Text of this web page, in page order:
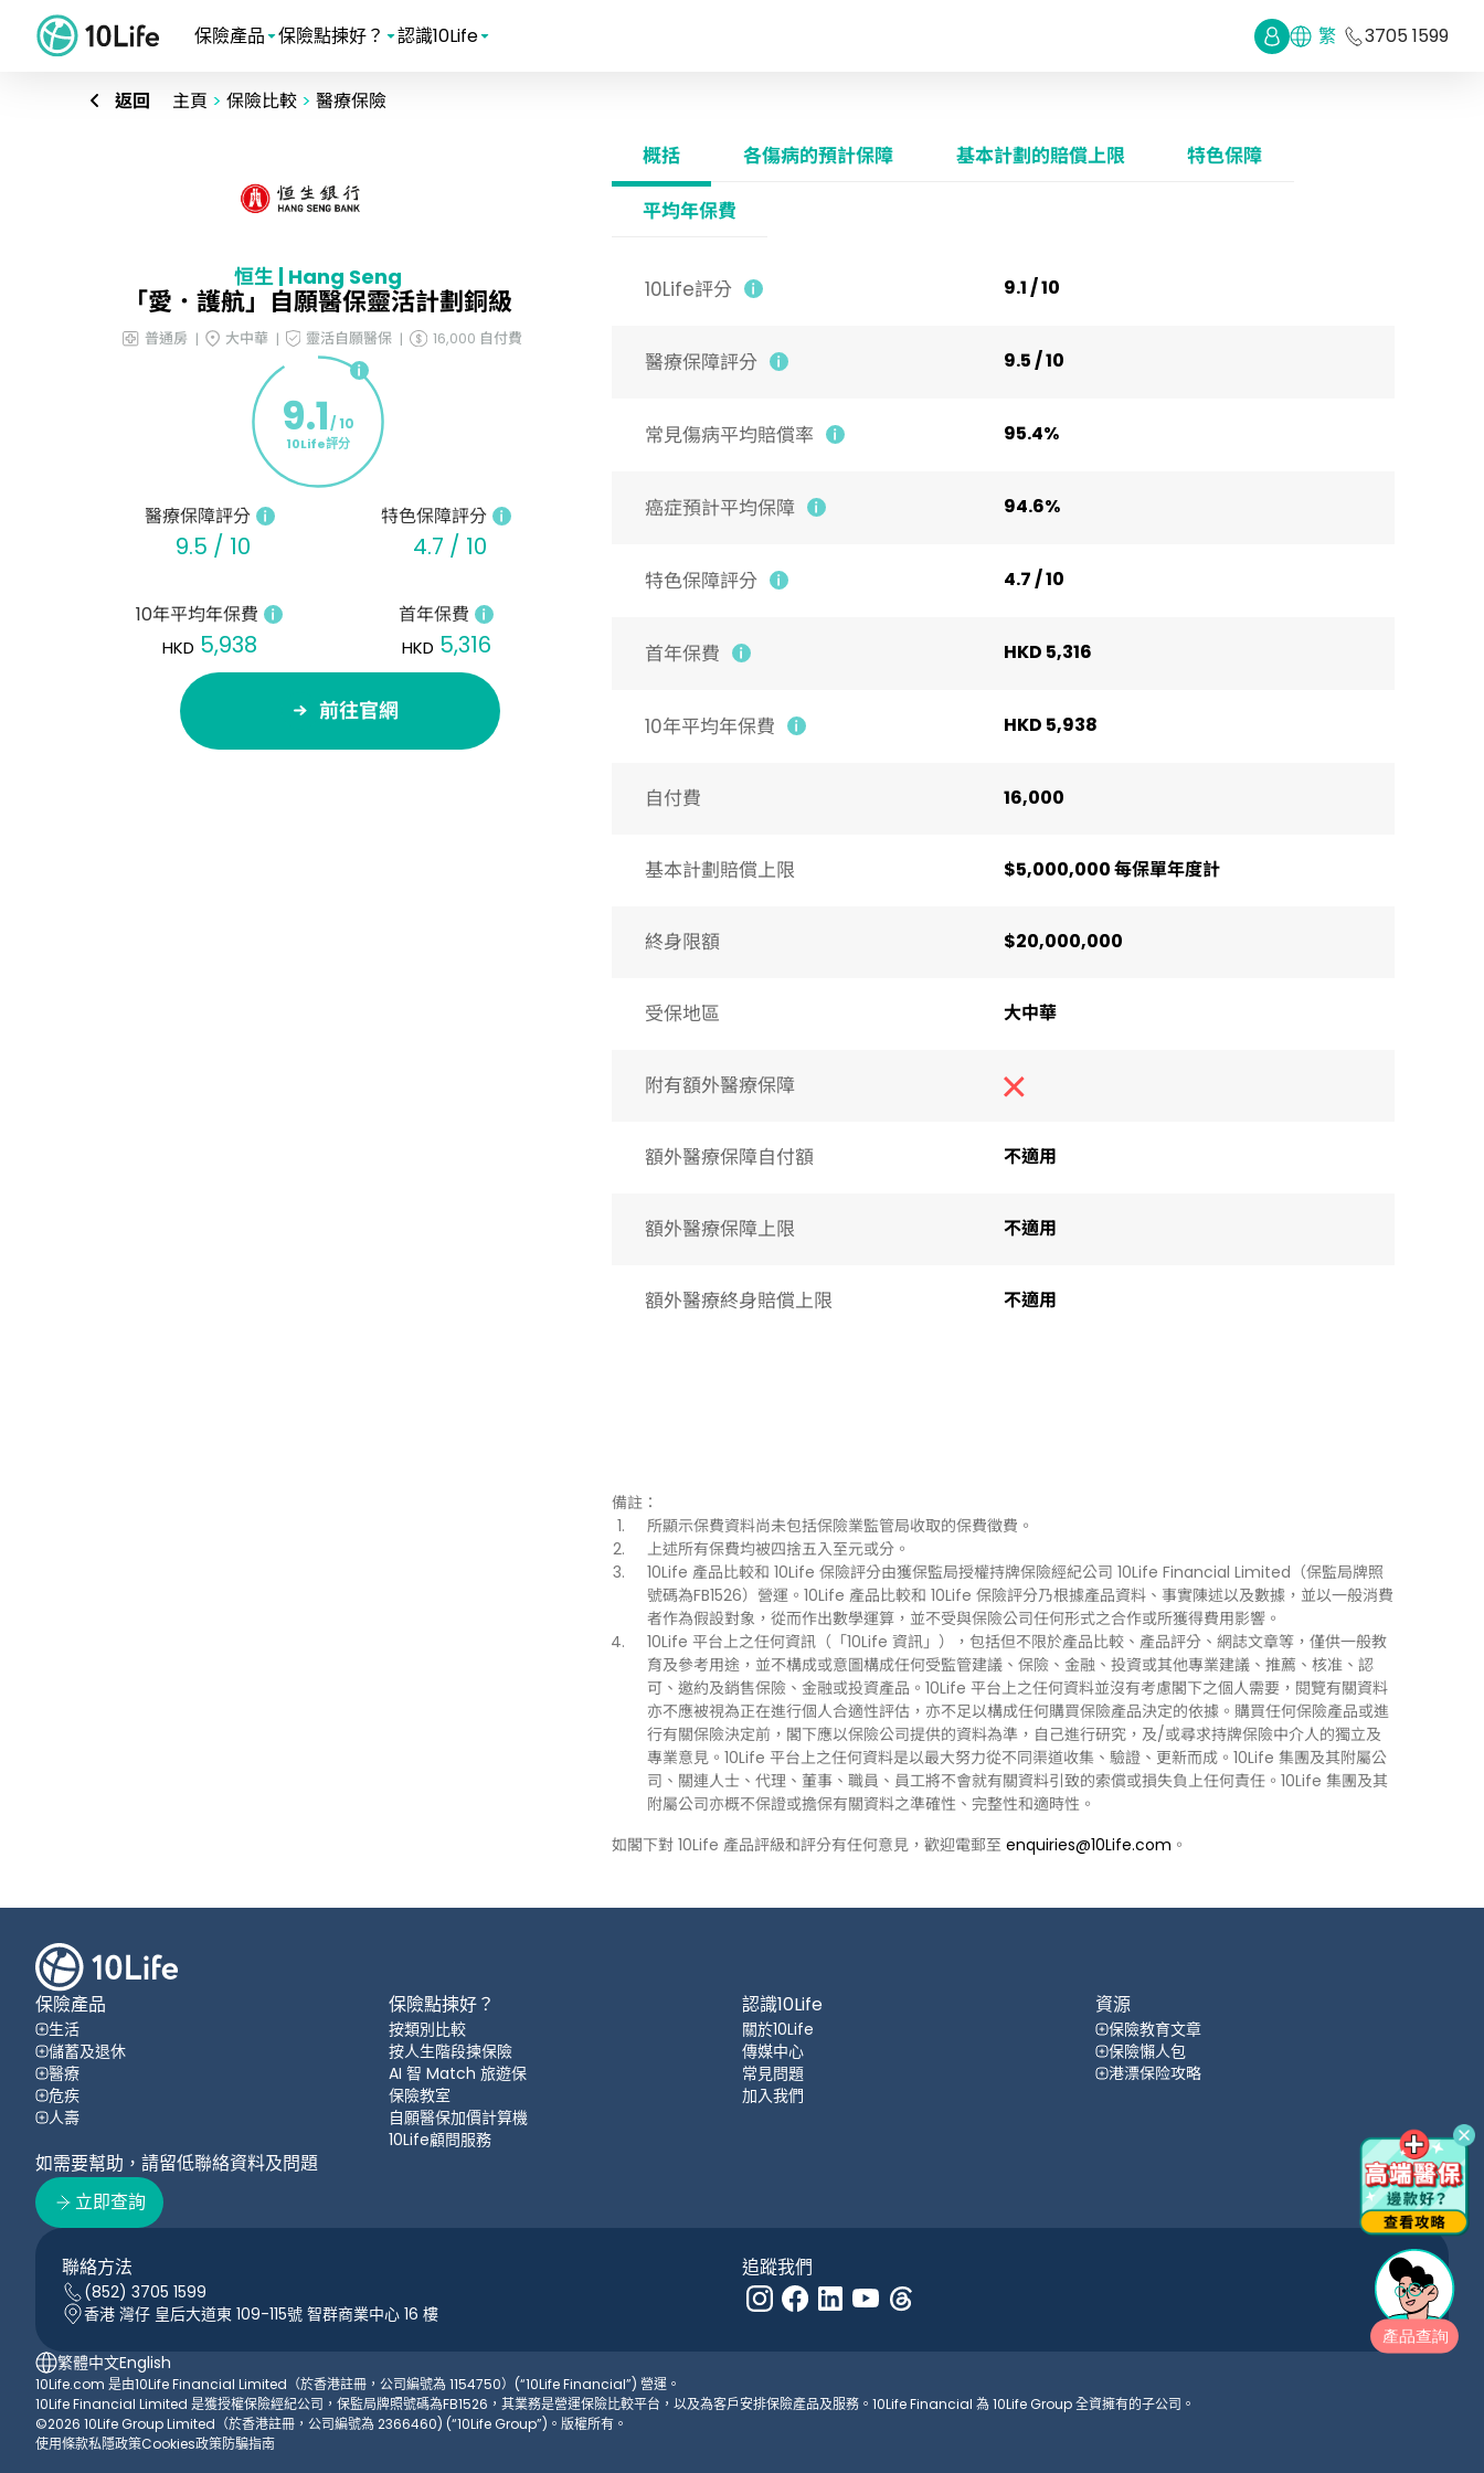
保險產品 保險點揀好？ 認識10Life 繁 3705 1599
返回 主頁 > 保險比較> 醫療保險
恒生 | Hang Seng
「愛．護航」自願醫保靈活計劃銅級
普通房 大中華 靈活自願醫保 16,000 自付費
9.1/ 10
10Life評分
醫療保障評分
9.5 / 10
特色保障評分
4.7 / 10
10年平均年保費
HKD 5,938
首年保費
HKD 5,316
前往官網
概括 各傷病的預計保障 基本計劃的賠償上限 特色保障
平均年保費
10Life評分 9.1 / 10
醫療保障評分 9.5 / 10
常見傷病平均賠償率 95.4%
癌症預計平均保障 94.6%
特色保障評分 4.7 / 10
首年保費 HKD 5,316
10年平均年保費 HKD 5,938
自付費 16,000
基本計劃賠償上限 $5,000,000 每保單年度計
終身限額 $20,000,000
受保地區 大中華
附有額外醫療保障
額外醫療保障自付額 不適用
額外醫療保障上限 不適用
額外醫療終身賠償上限 不適用
備註：
所顯示保費資料尚未包括保險業監管局收取的保費徵費。
上述所有保費均被四捨五入至元或分。
10Life 產品比較和 10Life 保險評分由獲保監局授權持牌保險經紀公司 10Life Financial Limited（保監局牌照
號碼為FB1526）營運。10Life 產品比較和 10Life 保險評分乃根據產品資料、事實陳述以及數據，並以一般消費
者作為假設對象，從而作出數學運算，並不受與保險公司任何形式之合作或所獲得費用影響。
10Life 平台上之任何資訊（「10Life 資訊」），包括但不限於產品比較、產品評分、網誌文章等，僅供一般教
育及參考用途，並不構成或意圖構成任何受監管建議、保險、金融、投資或其他專業建議、推薦、核准、認
可、邀約及銷售保險、金融或投資產品。10Life 平台上之任何資料並沒有考慮閣下之個人需要，閱覽有關資料
亦不應被視為正在進行個人合適性評估，亦不足以構成任何購買保險產品決定的依據。購買任何保險產品或進
行有關保險決定前，閣下應以保險公司提供的資料為準，自己進行研究，及/或尋求持牌保險中介人的獨立及
專業意見。10Life 平台上之任何資料是以最大努力從不同渠道收集、驗證、更新而成。10Life 集團及其附屬公
司、關連人士、代理、董事、職員、員工將不會就有關資料引致的索償或損失負上任何責任。10Life 集團及其
附屬公司亦概不保證或擔保有關資料之準確性、完整性和適時性。
如閣下對 10Life 產品評級和評分有任何意見，歡迎電郵至 enquiries@10Life.com 。
保險產品
生活
儲蓄及退休
醫療
危疾
人壽
保險點揀好？
按類別比較
按人生階段揀保險
AI 智 Match 旅遊保
保險教室
自願醫保加價計算機
10Life顧問服務
認識10Life
關於10Life
傳媒中心
常見問題
加入我們
資源
保險教育文章
保險懶人包
港漂保险攻略
如需要幫助，請留低聯絡資料及問題
立即查詢
聯絡方法
(852) 3705 1599
香港 灣仔 皇后大道東 109-115號 智群商業中心 16 樓
追蹤我們
繁體中文English
10Life.com 是由10Life Financial Limited（於香港註冊，公司編號為 1154750）(“10Life Financial”) 營運。
10Life Financial Limited 是獲授權保險經紀公司，保監局牌照號碼為FB1526，其業務是營運保險比較平台，以及為客戶安排保險產品及服務。10Life Financial 為 10Life Group 全資擁有的子公司。
©2026 10Life Group Limited（於香港註冊，公司編號為 2366460) (“10Life Group”)。版權所有。
使用條款私隱政策Cookies政策防騙指南